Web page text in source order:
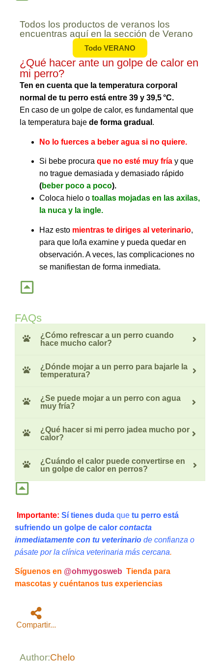
Todos los productos de veranos los
encuentras aquí en la sección de Verano
Todo VERANO
¿Qué hacer ante un golpe de calor en
mi perro?
Ten en cuenta que la temperatura corporal
normal de tu perro está entre 39 y 39,5 °C.
En caso de un golpe de calor, es fundamental que
la temperatura baje de forma gradual .
No lo fuerces a beber agua si no quiere.
Si bebe procura que no esté muy fría y que
no trague demasiada y demasiado rápido
(beber poco a poco).
Coloca hielo o toallas mojadas en las axilas,
la nuca y la ingle.
Haz esto mientras te diriges al veterinario,
para que lo/la examine y pueda quedar en
observación. A veces, las complicaciones no
se manifiestan de forma inmediata.
FAQs
¿Cómo refrescar a un perro cuando
hace mucho calor?
¿Dónde mojar a un perro para bajarle la
temperatura?
¿Se puede mojar a un perro con agua
muy fría?
¿Qué hacer si mi perro jadea mucho por
calor?
¿Cuándo el calor puede convertirse en
un golpe de calor en perros?
Importante: Sí tienes duda que tu perro está
sufriendo un golpe de calor contacta
inmediatamente con tu veterinario de confianza o
pásate por la clínica veterinaria más cercana.
Síguenos en @ohmygosweb Tienda para
mascotas y cuéntanos tus experiencias
Compartir...
Author:Chelo